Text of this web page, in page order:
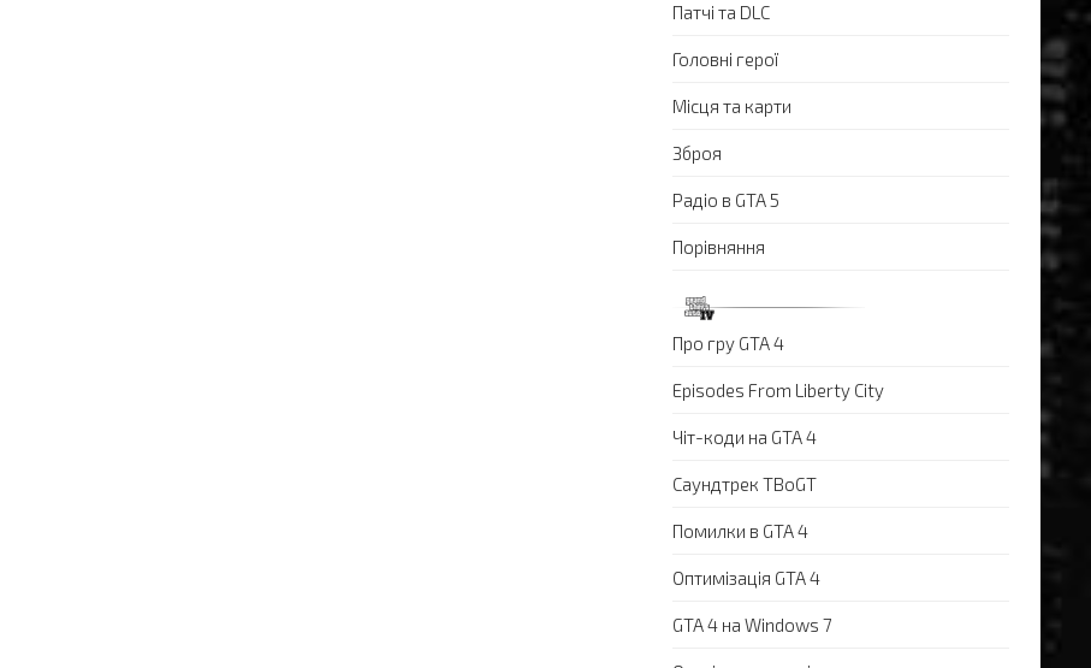
Патчі та DLC
Головні герої
Місця та карти
Зброя
Радіо в GTA 5
Порівняння
Про гру GTA 4
Episodes From Liberty City
Чіт-коди на GTA 4
Саундтрек TBoGT
Помилки в GTA 4
Оптимізація GTA 4
GTA 4 на Windows 7